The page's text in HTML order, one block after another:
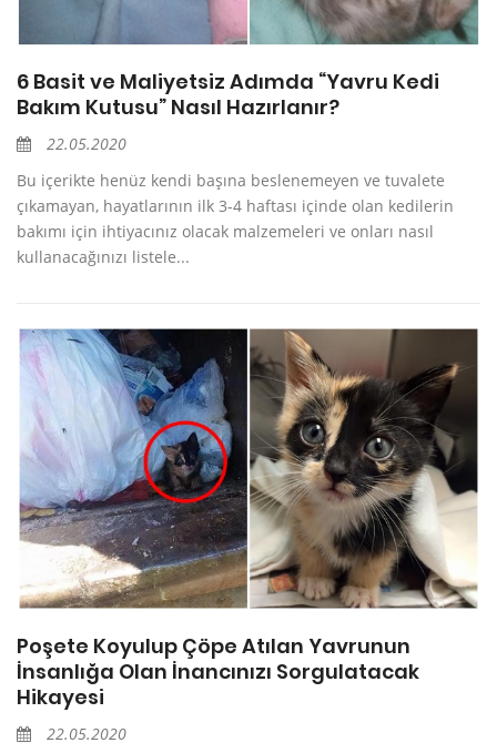
6 Basit ve Maliyetsiz Adımda “Yavru Kedi
Bakım Kutusu” Nasıl Hazırlanır?
22.05.2020
Bu içerikte henüz kendi başına beslenemeyen ve tuvalete
çıkamayan, hayatlarının ilk 3-4 haftası içinde olan kedilerin
bakımı için ihtiyacınız olacak malzemeleri ve onları nasıl
kullanacağınızı listele...
Poşete Koyulup Çöpe Atılan Yavrunun
İnsanlığa Olan İnancınızı Sorgulatacak
Hikayesi
22.05.2020